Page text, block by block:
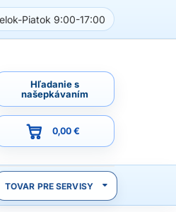
Piatok 9:00-17:00
Hľadanie s
našepkávaním
0,00 €
TOVAR PRE SERVISY